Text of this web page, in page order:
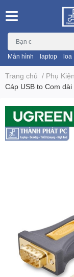
Màn hình laptop loa ...
Trang chủ / Phụ
Cáp USB to Com